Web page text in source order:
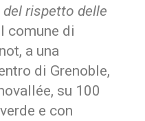
rispetto delle
comune di
a una
di Grenoble,
su 100
e con